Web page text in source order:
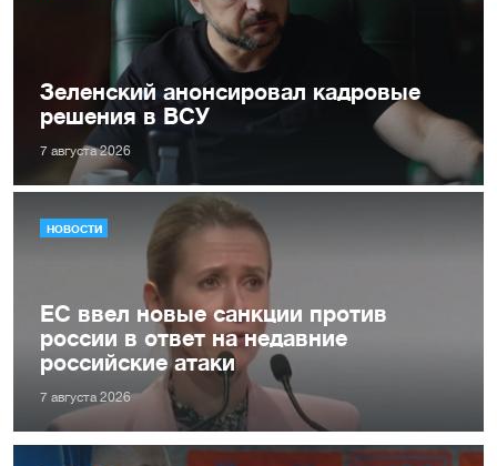
Зеленский анонсировал кадровые
решения в ВСУ
7 августа 2026
НОВОСТИ
ЕС ввел новые санкции против
россии в ответ на недавние
российские атаки
7 августа 2026